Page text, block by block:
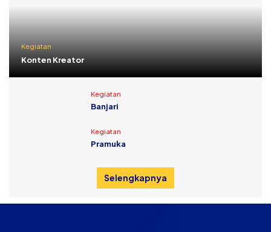
Kegiatan
Konten Kreator
Kegiatan
Banjari
Kegiatan
Pramuka
Selengkapnya